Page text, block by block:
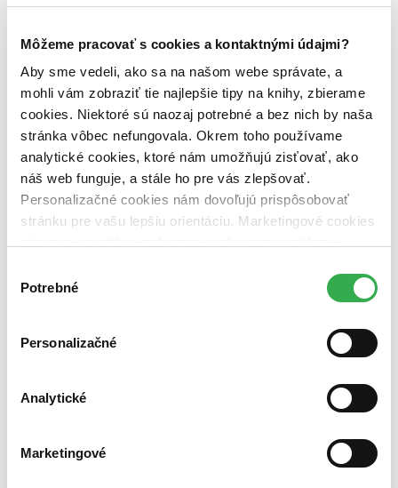
Môžeme pracovať s cookies a kontaktnými údajmi?
Aby sme vedeli, ako sa na našom webe správate, a
mohli vám zobraziť tie najlepšie tipy na knihy, zbierame
cookies. Niektoré sú naozaj potrebné a bez nich by naša
stránka vôbec nefungovala. Okrem toho používame
analytické cookies, ktoré nám umožňujú zisťovať, ako
náš web funguje, a stále ho pre vás zlepšovať.
Personalizačné cookies nám dovoľujú prispôsobovať
stránku pre vašu lepšiu orientáciu. Marketingové cookies
nám pomohlo, keby sme mohli používať všetky tieto
súhlasu
Potrebné
Personalizačné
Analytické
Marketingové
Autor
Magdalena Hai (2 tituly) Magdalena Hai
Vydavateľstvo
Grada (1 titul)Grada1
Bambook (1 titul)Bambook1
Väzba
pevná väzba (1 titul)pevná väzba1
Cena
Od 8 do 12 € (0 titulov)
Ďalšie možnosti
Zoradiť